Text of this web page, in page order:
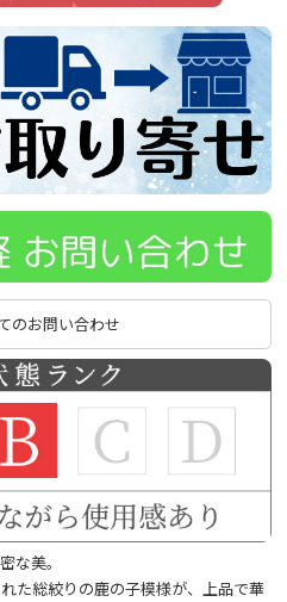
のお問い合わせ
な美。
た総絞りの鹿の子模様が、上品で華